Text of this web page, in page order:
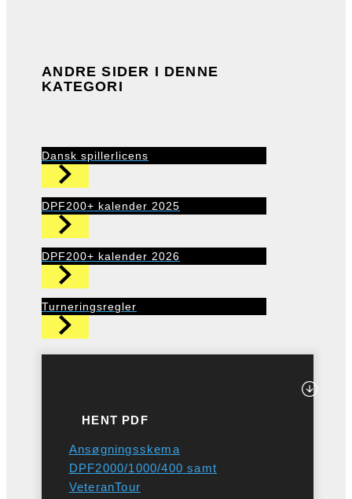
ANDRE SIDER I DENNE
KATEGORI
Dansk spillerlicens
DPF200+ kalender 2025
DPF200+ kalender 2026
Turneringsregler
HENT PDF
Ansøgningsskema
DPF2000/1000/400 samt
VeteranTour